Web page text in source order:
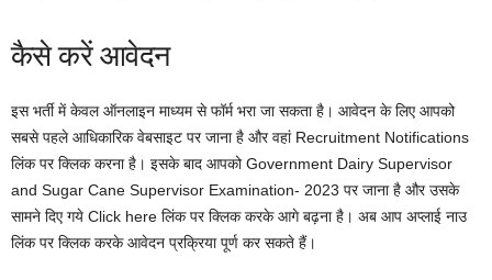
कैसे करें आवेदन
इस भर्ती में केवल ऑनलाइन माध्यम से फॉर्म भरा जा सकता है। आवेदन के लिए आपको
सबसे पहले आधिकारिक वेबसाइट पर जाना है और वहां Recruitment Notifications
लिंक पर क्लिक करना है। इसके बाद आपको Government Dairy Supervisor
and Sugar Cane Supervisor Examination- 2023 पर जाना है और उसके
सामने दिए गये Click here लिंक पर क्लिक करके आगे बढ़ना है। अब आप अप्लाई नाउ
लिंक पर क्लिक करके आवेदन प्रक्रिया पूर्ण कर सकते हैं।